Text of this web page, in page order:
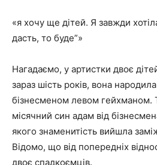
«я хочу ще дітей. Я завжди
дасть, то буде”»
Нагадаємо, у артистки двоє
зараз шість років, вона
бізнесменом левом гейхманом.
місячний син адам від
якого знаменитість вийшла
Відомо, що від попередніх
двоє спадкоємців.